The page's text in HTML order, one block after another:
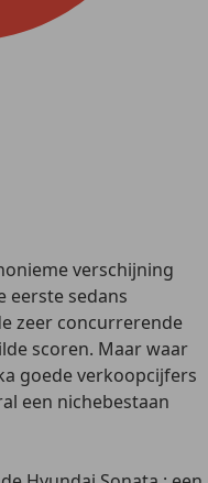
verschijning
eerste sedans
zeer concurrerende
scoren. Maar waar
goede verkoopcijfers
een nichebestaan